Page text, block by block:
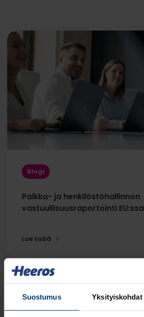
Suostumus Yksityiskohdat
Blogi
Palkka- ja henkilöstöhallinnon
vastuullisuusraportointi EU:ssa
Lue lisää